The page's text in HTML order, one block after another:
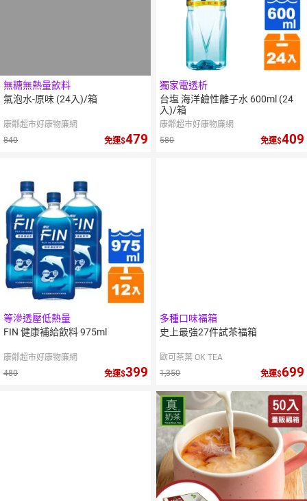
無糖無熱量飲料
氣泡水-原味 (24入)/箱
康鄰超市好康物廉網
840
免運 479
獨家電透析
台塩 海洋鹼性離子水 600ml (24
入)/箱
康鄰超市好康物廉網
580
免運 409
等滲透壓低熱量
FIN 健康補給飲料 975ml
康鄰超市好康物廉網
480
免運 399
多種口味福箱
史上最強27件試茶福箱
歐可茶葉 OK TEA
1,350
免運 699